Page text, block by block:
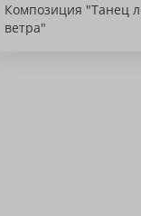
Композиция "Танец
ветра"